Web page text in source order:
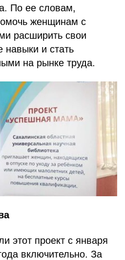
По ее словам,
женщинам с
расширить свои
навыки и стать
на рынке труда.
этот проект с января
включительно. За